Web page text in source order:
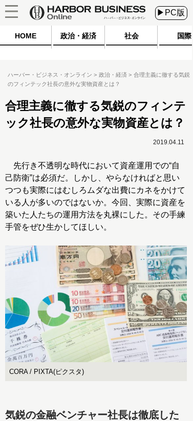
▶PC版
HOME 政治・経済 社会 国際
ハーバー・ビジネス・オンライン 政治・経済
合理主義に徹する気鋭
のフィンテック社長の意外な実物資産とは？
合理主義に徹する気鋭のフィンテ
ック社長の意外な実物資産とは？
2019.04.11
先行き不透明な時代において資産運用での“自
己防衛”は必須だ。しかし、やらなければと思い
つつも実際にはむしろムダな出費にカネをかけて
いる人が多いのではないか。今回、実際に資産を
築いた人たちの運用方法を丸裸にした。その手練
手管をぜひ生かしてほしい。
CORA / PIXTA(ピクスタ)
気鋭の金融ベンチャー社長は徹底した